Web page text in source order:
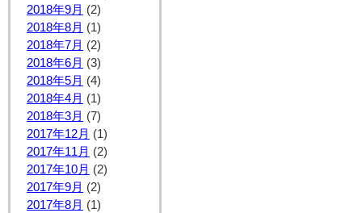
2018年9月 (2)
2018年8月 (1)
2018年7月 (2)
2018年6月 (3)
2018年5月 (4)
2018年4月 (1)
2018年3月 (7)
2017年12月 (1)
2017年11月 (2)
2017年10月 (2)
2017年9月 (2)
2017年8月 (1)